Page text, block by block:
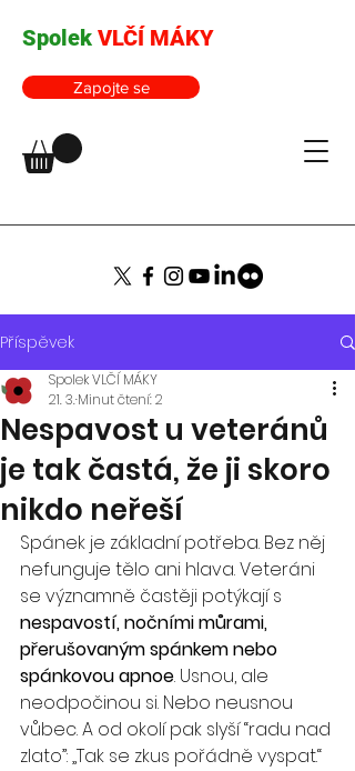
Spolek VLČÍ MÁKY
Zapojte se
Příspěvek
Nespavost u veteránů
je tak častá, že ji skoro
nikdo neřeší
Spolek VLČÍ MÁKY
21. 3.Minut čtení: 2
Spánek je základní potřeba. Bez něj
nefunguje tělo ani hlava. Veteráni
se významně častěji potýkají s
nespavostí, nočními můrami,
přerušovaným spánkem nebo
spánkovou apnoe. Usnou, ale
neodpočinou si. Nebo neusnou
vůbec. A od okolí pak slyší “radu nad
zlato”: „Tak se zkus pořádně vyspat.“